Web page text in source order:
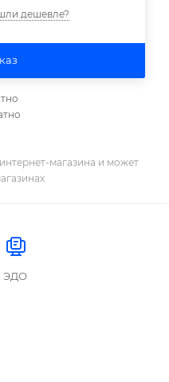
дешевле?
магазина и может
ЭДО